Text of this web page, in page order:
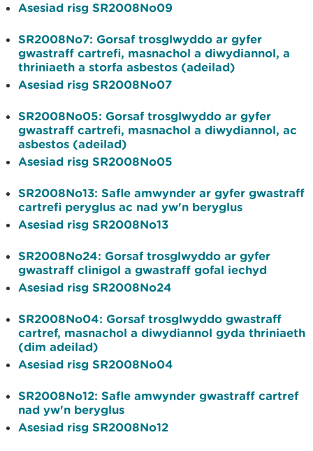
Asesiad risg SR2008No09
SR2008No7: Gorsaf trosglwyddo ar gyfer
gwastraff cartrefi, masnachol a diwydiannol, a
thriniaeth a storfa asbestos (adeilad)
Asesiad risg SR2008No07
SR2008No05: Gorsaf trosglwyddo ar gyfer
gwastraff cartrefi, masnachol a diwydiannol, ac
asbestos (adeilad)
Asesiad risg SR2008No05
SR2008No13: Safle amwynder ar gyfer gwastraff
cartrefi peryglus ac nad yw'n beryglus
Asesiad risg SR2008No13
SR2008No24: Gorsaf trosglwyddo ar gyfer
gwastraff clinigol a gwastraff gofal iechyd
Asesiad risg SR2008No24
SR2008No04: Gorsaf trosglwyddo gwastraff
cartref, masnachol a diwydiannol gyda thriniaeth
(dim adeilad)
Asesiad risg SR2008No04
SR2008No12: Safle amwynder gwastraff cartref
nad yw'n beryglus
Asesiad risg SR2008No12